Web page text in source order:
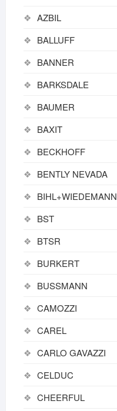
AZBIL
BALLUFF
BANNER
BARKSDALE
BAUMER
BAXIT
BECKHOFF
BENTLY NEVADA
BIHL+WIEDEMANN
BST
BTSR
BURKERT
BUSSMANN
CAMOZZI
CAREL
CARLO GAVAZZI
CELDUC
CHEERFUL